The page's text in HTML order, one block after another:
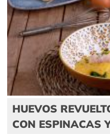
HUEVOS
CON ESPINACAS